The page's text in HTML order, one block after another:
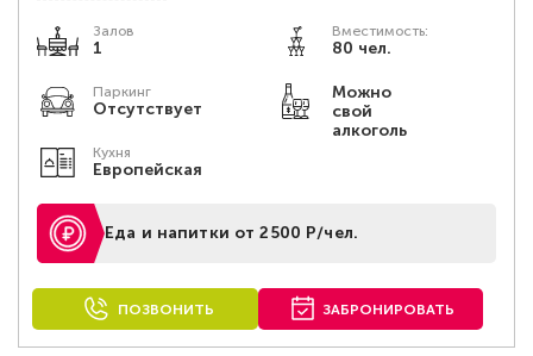
Залов
1
Вместимость:
80 чел.
Паркинг
Отсутствует
Можно
свой
алкоголь
Кухня
Европейская
Еда и напитки от 2500 Р/чел.
ПОЗВОНИТЬ ЗАБРОНИРОВАТЬ